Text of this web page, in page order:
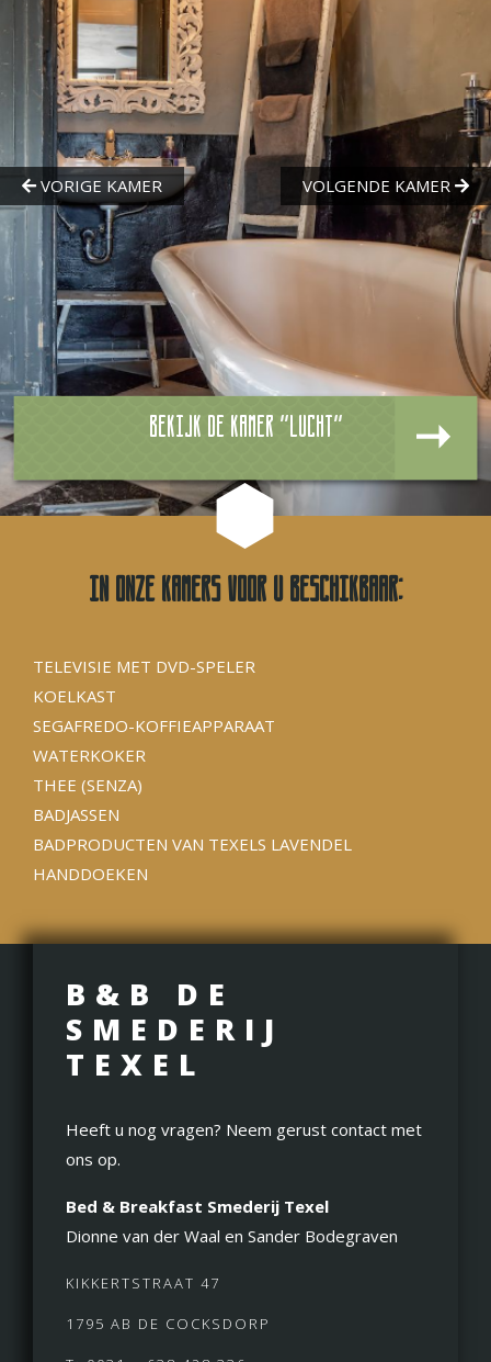
Bekijk de kamer "Lucht"
In onze kamers voor u beschikbaar:
TELEVISIE MET DVD-SPELER
KOELKAST
SEGAFREDO-KOFFIEAPPARAAT
WATERKOKER
THEE (SENZA)
BADJASSEN
BADPRODUCTEN VAN TEXELS LAVENDEL
HANDDOEKEN
B&B DE
SMEDERIJ
TEXEL
Heeft u nog vragen? Neem gerust contact met
ons op.
Bed & Breakfast Smederij Texel
Dionne van der Waal en Sander Bodegraven
KIKKERTSTRAAT 47
1795 AB DE COCKSDORP